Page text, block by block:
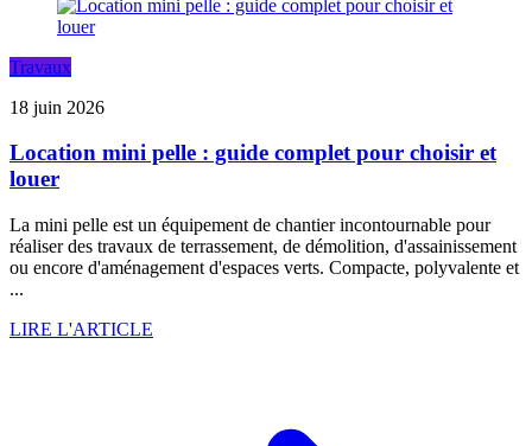
Travaux
18 juin 2026
Location mini pelle : guide complet pour choisir et
louer
La mini pelle est un équipement de chantier incontournable pour
réaliser des travaux de terrassement, de démolition, d'assainissement
ou encore d'aménagement d'espaces verts. Compacte, polyvalente et
...
LIRE L'ARTICLE